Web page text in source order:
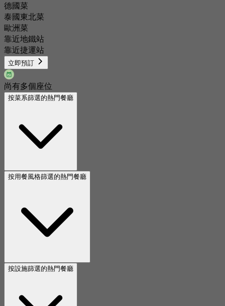
德國菜
泰國東北菜
歐洲菜
靠近地鐵站
靠近捷運站
立即預訂
尚有多個座位
按菜系篩選的熱門餐廳
按用餐風格篩選的熱門餐廳
按設施篩選的熱門餐廳